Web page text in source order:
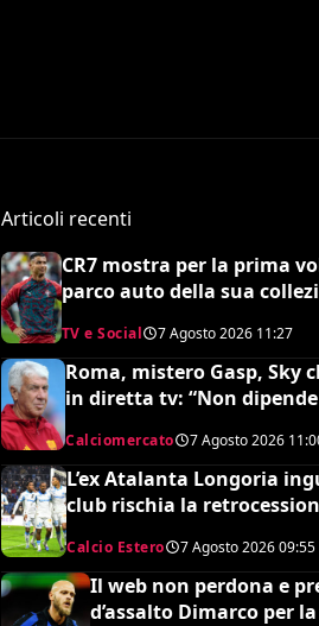
Articoli recenti
CR7 mostra per la prima
parco auto della sua
esperti stimano il valore
ed è da urlo
TV e Social 7 Agosto 2026 11:27
Roma, mistero Gasp, Sky
in diretta tv: “Non
Calciomercato 7 Agosto 2026
L’ex Atalanta Longoria
club rischia la
Calcio Estero 7 Agosto 202609:55
Il web non perdona e
d’assalto Dimarco per